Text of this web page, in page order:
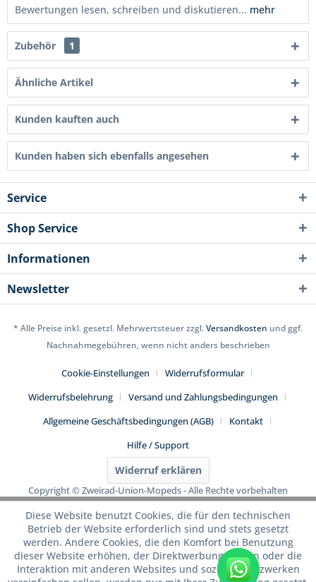
Bewertungen lesen, schreiben und diskutieren... mehr
Zubehör 1
Ähnliche Artikel
Kunden kauften auch
Kunden haben sich ebenfalls angesehen
Service
Shop Service
Informationen
Newsletter
* Alle Preise inkl. gesetzl. Mehrwertsteuer zzgl.Versandkosten und ggf.
Nachnahmegebühren, wenn nicht anders beschrieben
Cookie-Einstellungen
Widerrufsformular
Widerrufsbelehrung
Versand und Zahlungsbedingungen
Allgemeine Geschäftsbedingungen (AGB)
Kontakt
Hilfe / Support
Widerruf erklären
Copyright © Zweirad-Union-Mopeds - Alle Rechte vorbehalten
WhatsApp
Diese Website benutzt Cookies, die für den technischen
Betrieb der Website erforderlich sind und stets gesetzt
werden. Andere Cookies, die den Komfort bei Benutzung
dieser Website erhöhen, der Direktwerbung dienen oder die
Interaktion mit anderen Websites und sozialen Netzwerken